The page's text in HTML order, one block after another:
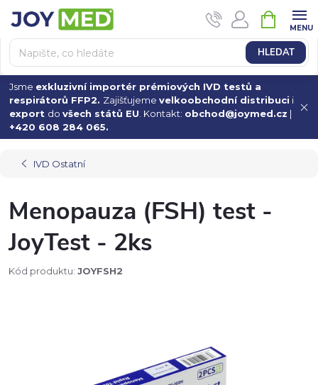
na
obsah
HLEDAT
KOŠÍK
Jsme exkluzivní importér prémiových IVD testů a
respirátorů FFP2. Zajišťujeme velkoobchodní distribuci i
export do všech států EU . Kontakt: obchod@joymed.cz |
+420 608 284 065.
IVD Ostatní
Menopauza (FSH) test -
JoyTest - 2ks
Kód produktu: JOYFSH2